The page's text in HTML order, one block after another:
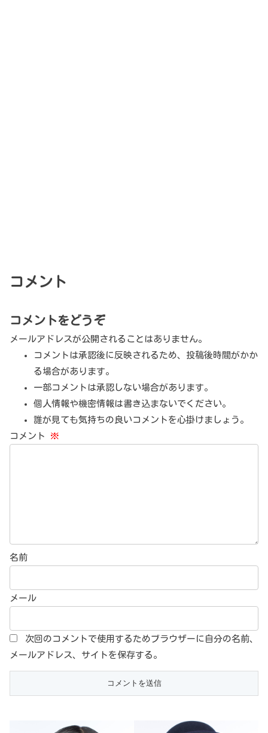
コメント
コメントをどうぞ
メールアドレスが公開されることはありません。
コメントは承認後に反映されるため、投稿後時間がかか
る場合があります。
一部コメントは承認しない場合があります。
個人情報や機密情報は書き込まないでください。
誰が見ても気持ちの良いコメントを心掛けましょう。
コメント ※
名前
メール
次回のコメントで使用するためブラウザーに自分の名前、
メールアドレス、サイトを保存する。